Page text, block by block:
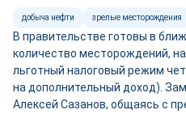
добыча нефти зрелые месторождения
В правительстве готовы в
количество месторождений,
льготный налоговый режим
на дополнительный доход).
Алексей Сазанов, общаясь с